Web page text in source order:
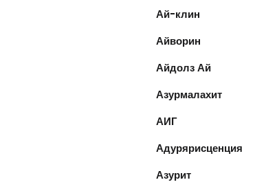
Ай-клин
Айворин
Айдолз Ай
Азурмалахит
АИГ
Адурярисценция
Азурит